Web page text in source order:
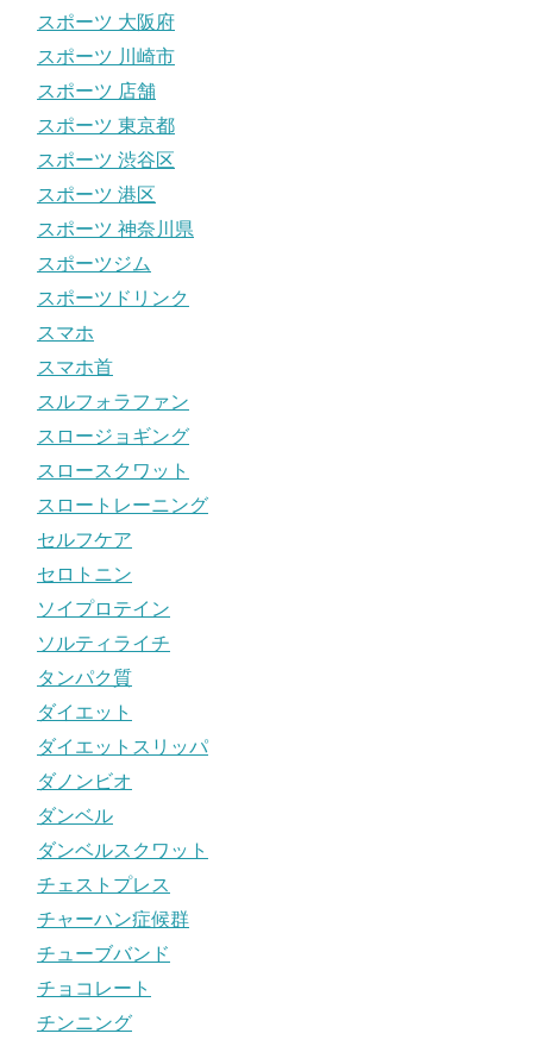
スポーツ 大阪府
スポーツ 川崎市
スポーツ 店舗
スポーツ 東京都
スポーツ 渋谷区
スポーツ 港区
スポーツ 神奈川県
スポーツジム
スポーツドリンク
スマホ
スマホ首
スルフォラファン
スロージョギング
スロースクワット
スロートレーニング
セルフケア
セロトニン
ソイプロテイン
ソルティライチ
タンパク質
ダイエット
ダイエットスリッパ
ダノンビオ
ダンベル
ダンベルスクワット
チェストプレス
チャーハン症候群
チューブバンド
チョコレート
チンニング